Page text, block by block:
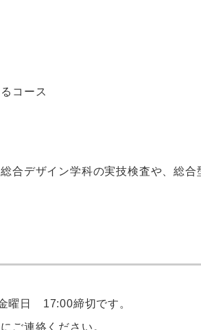
コース
合デザイン学科の実技検査や、総合
曜日 17:00締切です。
ご連絡ください。